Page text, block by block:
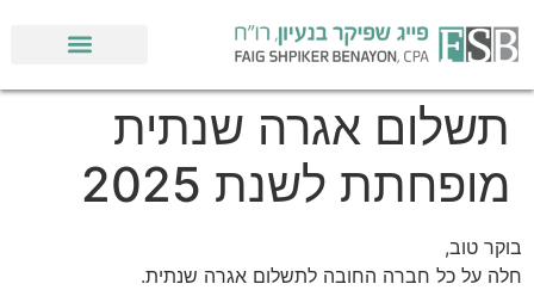
תשלום אגרה שנתית
מופחתת לשנת 2025
בוקר טוב,
חלה על כל חברה החובה לתשלום אגרה שנתית.